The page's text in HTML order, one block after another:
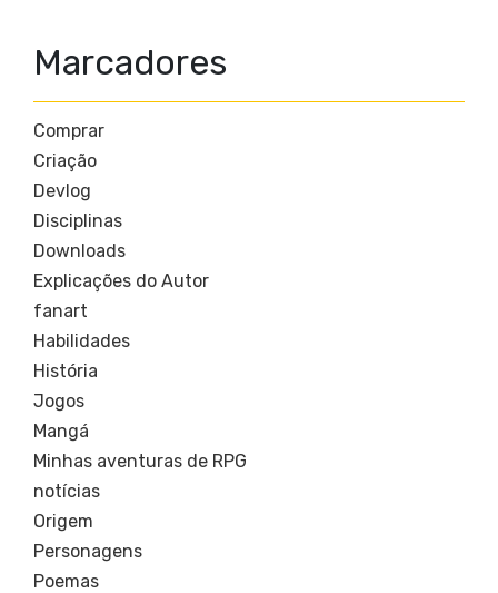
Marcadores
Comprar
Criação
Devlog
Disciplinas
Downloads
Explicações do Autor
fanart
Habilidades
História
Jogos
Mangá
Minhas aventuras de RPG
notícias
Origem
Personagens
Poemas